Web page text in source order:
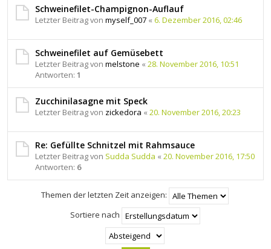
Schweinefilet-Champignon-Auflauf
Letzter Beitrag von myself_007 « 6. Dezember 2016, 02:46
Schweinefilet auf Gemüsebett
Letzter Beitrag von melstone « 28. November 2016, 10:51
Antworten: 1
Zucchinilasagne mit Speck
Letzter Beitrag von zickedora « 20. November 2016, 20:23
Re: Gefüllte Schnitzel mit Rahmsauce
Letzter Beitrag von Sudda Sudda « 20. November 2016, 17:50
Antworten: 6
Themen der letzten Zeit anzeigen:
Sortiere nach